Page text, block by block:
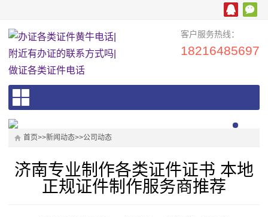
客户服务热线：
18216485697
首页>>新闻动态>>公司动态
济南专业制作各类证件证书 本地
正规证件制作服务商推荐